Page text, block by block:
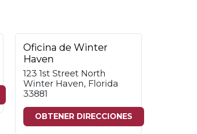
Oficina de Winter
Haven
123 1st Street North
Winter Haven, Florida
33881
OBTENER DIRECCIONES